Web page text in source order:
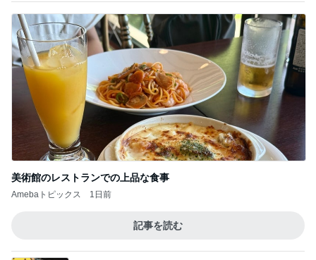
美術館のレストランでの上品な食事
Amebaトピックス 1日前
記事を読む